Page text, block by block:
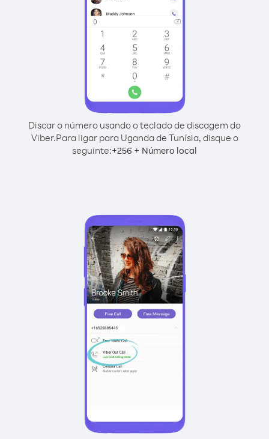
Discar o número usando o teclado de discagem do
Viber.Para ligar para Uganda de Tunísia, disque o
seguinte:+256 + Número local